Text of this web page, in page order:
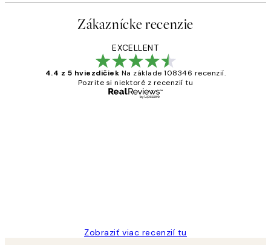
Zákaznícke recenzie
EXCELLENT
4.4 z 5 hviezdičiek Na základe 108346 recenzií.
Pozrite si niektoré z recenzií tu
Zobraziť viac recenzií tu